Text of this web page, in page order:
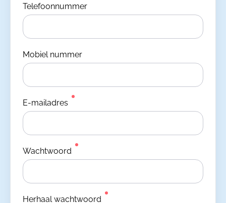
Telefoonnummer
Mobiel nummer
E-mailadres
Wachtwoord
Herhaal wachtwoord